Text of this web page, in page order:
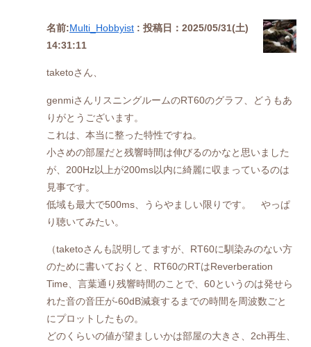
名前:Multi_Hobbyist : 投稿日：2025/05/31(土)
14:31:11
taketoさん、
genmiさんリスニングルームのRT60のグラフ、どうもあ
りがとうございます。
これは、本当に整った特性ですね。
小さめの部屋だと残響時間は伸びるのかなと思いました
が、200Hz以上が200ms以内に綺麗に収まっているのは
見事です。
低域も最大で500ms、うらやましい限りです。 やっぱ
り聴いてみたい。
（taketoさんも説明してますが、RT60に馴染みのない方
のために書いておくと、RT60のRTはReverberation
Time、言葉通り残響時間のことで、60というのは発せら
れた音の音圧が-60dB減衰するまでの時間を周波数ごと
にプロットしたもの。
どのくらいの値が望ましいかは部屋の大きさ、2ch再生、